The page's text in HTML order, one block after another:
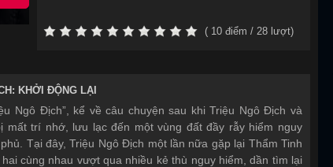
( 10điểm / 28lượt)
KHỞI ĐỘNG LẠI
Ngô Địch”, kể về câu chuyện sau khi Triệu Ngô Địch và
mất trí nhớ, lưu lạc đến một vùng đất đầy rẫy hiểm nguy
Tại đây, Triệu Ngô Địch một lần nữa gặp lại Thẩm Tinh
cùng nhau vượt qua nhiều kẻ thù nguy hiểm, dần tìm lại